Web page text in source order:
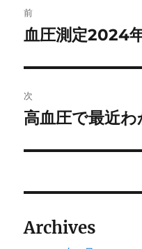
稿
ビ
ゲ
ー
ン
前
前
投
稿:
血圧測定2024
次
次
投
高血圧で最近
Archives